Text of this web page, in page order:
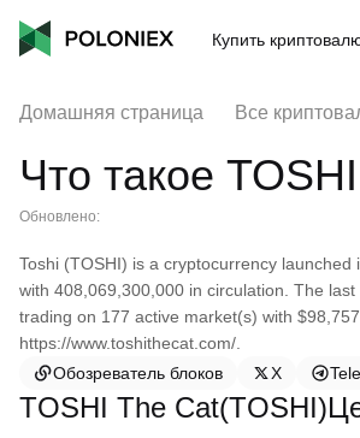
Купить
Домашняя страница Все
Что такое TOSHI
Обновлено:
Toshi (TOSHI) is a cryptocurrency
with 408,069,300,000 in circulation. The
trading on 177 active market(s) with
https://www.toshithecat.com/.
Обозреватель блоков
X
TOSHI The